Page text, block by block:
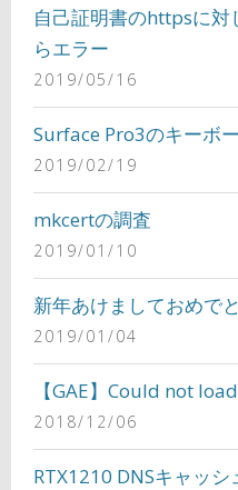
自己証明書のhttpsに対
らエラー
2019/05/16
Surface Pro3のキーボ
2019/02/19
mkcertの調査
2019/01/10
新年あけましておめで
2019/01/04
【GAE】Could not
2018/12/06
RTX1210 DNSキャッシ